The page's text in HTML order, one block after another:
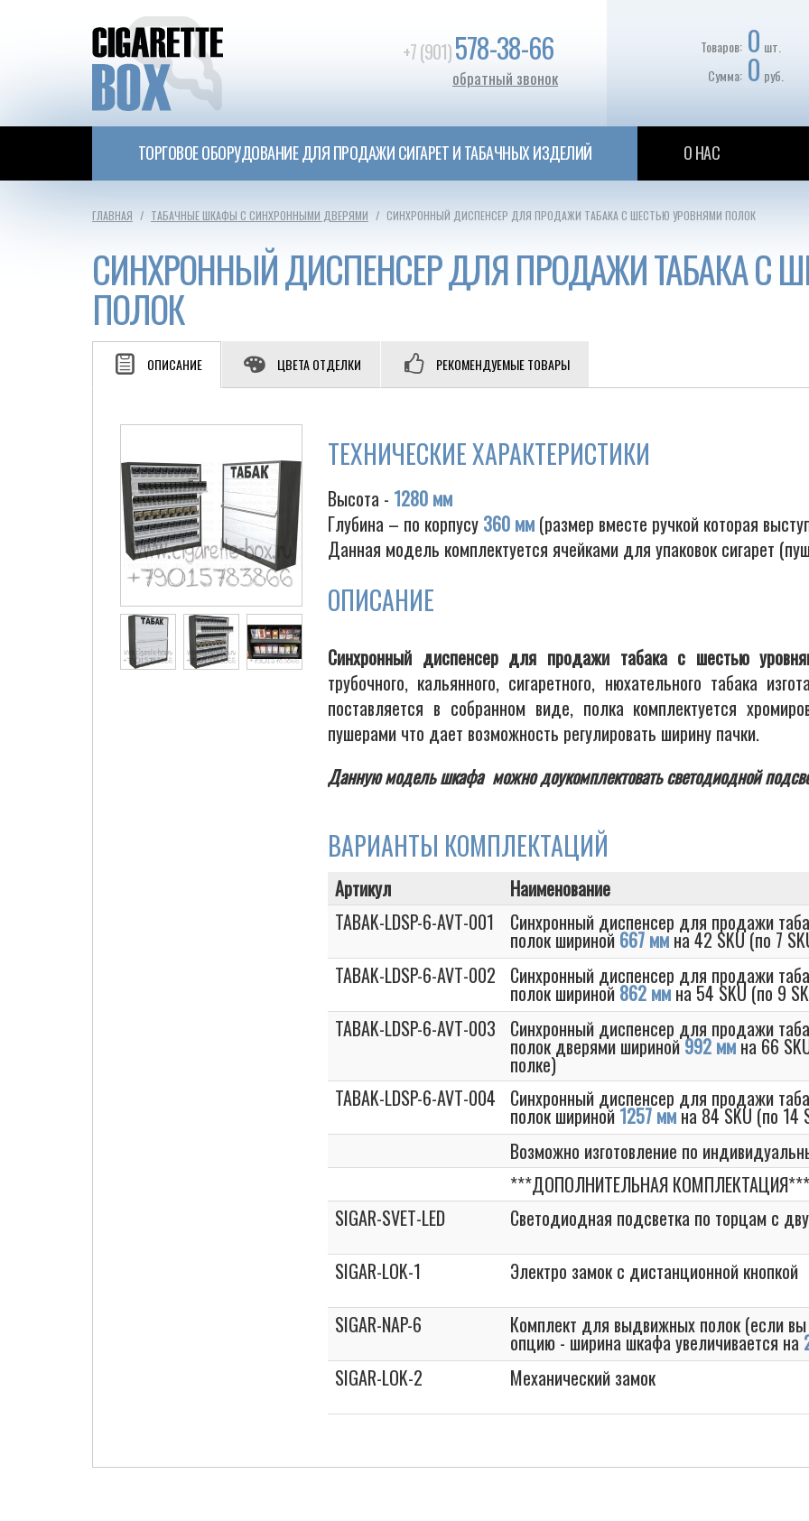
+7 (901)578-38-66
обратный звонок
Товаров: 0 шт.
Сумма: 0 руб.
ТОРГОВОЕ ОБОРУДОВАНИЕ ДЛЯ ПРОДАЖИ СИГАРЕТ И ТАБАЧНЫХ ИЗДЕЛИЙ О НАС
ГЛАВНАЯ ТАБАЧНЫЕ ШКАФЫ С СИНХРОННЫМИ ДВЕРЯМИ СИНХРОННЫЙ ДИСПЕНСЕР ДЛЯ ПРОДАЖИ ТАБАКА С ШЕСТЬЮ УРОВНЯМИ ПОЛОК
СИНХРОННЫЙ ДИСПЕНСЕР ДЛЯ ПРОДАЖИ ТАБАКА С
ПОЛОК
ОПИСАНИЕ ЦВЕТА ОТДЕЛКИ РЕКОМЕНДУЕМЫЕ ТОВАРЫ
ТЕХНИЧЕСКИЕ ХАРАКТЕРИСТИКИ
Высота - 1280 мм
Глубина – по корпусу 360 мм (размер вместе ручкой которая
Данная модель комплектуется ячейками для упаковок сигарет
ОПИСАНИЕ
Синхронный диспенсер для продажи табака с шестью
трубочного, кальянного, сигаретного, нюхательного табака
поставляется в собранном виде, полка комплектуется
пушерами что дает возможность регулировать ширину пачки.
Данную модель шкафа можно доукомплектовать светодиодной
ВАРИАНТЫ КОМПЛЕКТАЦИЙ
Артикул Наименование
TABAK-LDSP-6-AVT-001
Синхронный диспенсер для продажи
полок шириной 667 ммна 42 SKU (по 7
TABAK-LDSP-6-AVT-002 Синхронный диспенсер для продажи
полок шириной 862 мм на 54 SKU (по 9
TABAK-LDSP-6-AVT-003 Синхронный диспенсер для продажи
полок дверями шириной992 ммна 66
полке)
TABAK-LDSP-6-AVT-004 Синхронный диспенсер для продажи
полок шириной 1257 ммна 84 SKU (по 14
Возможно изготовление по
***ДОПОЛНИТЕЛЬНАЯ КОМПЛЕКТАЦИЯ***
SIGAR-SVET-LED
Светодиодная подсветка по торцам с
SIGAR-LOK-1
Электро замок с дистанционной кнопкой
SIGAR-NAP-6
Комплект для выдвижных полок (если
опцию - ширина шкафа увеличивается на
SIGAR-LOK-2
Механический замок